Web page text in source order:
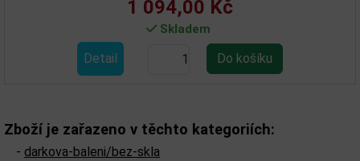
1 094,00 Kč
Zboží je zařazeno v těchto kategoriích:
- darkova-baleni/bez-skla